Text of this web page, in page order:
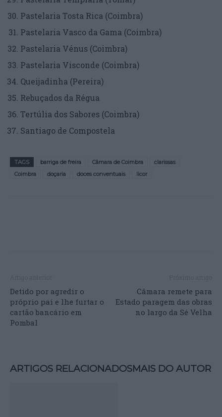
Pastelaria Tosta Rica (Coimbra)
Pastelaria Vasco da Gama (Coimbra)
Pastelaria Vénus (Coimbra)
Pastelaria Visconde (Coimbra)
Queijadinha (Pereira)
Rebuçados da Régua
Tertúlia dos Sabores (Coimbra)
Santiago de Compostela
TAGS barriga de freira Câmara de Coimbra
clarissas
Coimbra
doçaria doces conventuais licor
Detido por agredir o
próprio pai e lhe furtar o
cartão bancário em
Pombal
Câmara remete para
Estado paragem das obras
no largo da Sé Velha
ARTIGOS RELACIONADOSMAIS DO AUTOR